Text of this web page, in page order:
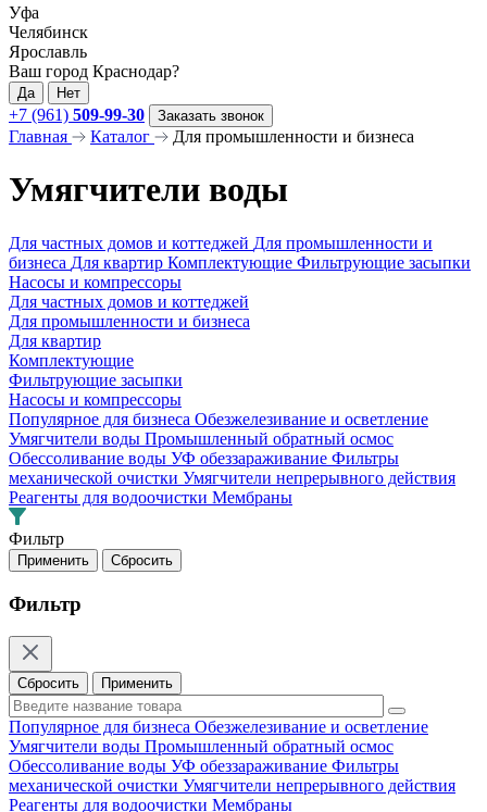
Уфа
Челябинск
Ярославль
Ваш город Краснодар?
Да Нет
+7 (961) 509-99-30 Заказать звонок
Главная Каталог Для промышленности и бизнеса
Умягчители воды
Для частных домов и коттеджей Для промышленности и
бизнеса Для квартир Комплектующие Фильтрующие засыпки
Насосы и компрессоры
Для частных домов и коттеджей
Для промышленности и бизнеса
Для квартир
Комплектующие
Фильтрующие засыпки
Насосы и компрессоры
Популярное для бизнеса Обезжелезивание и осветление
Умягчители воды Промышленный обратный осмос
Обессоливание воды УФ обеззараживание Фильтры
механической очистки Умягчители непрерывного действия
Реагенты для водоочистки Мембраны
Фильтр
Фильтр
Сбросить Применить
Популярное для бизнеса Обезжелезивание и осветление
Умягчители воды Промышленный обратный осмос
Обессоливание воды УФ обеззараживание Фильтры
механической очистки Умягчители непрерывного действия
Реагенты для водоочистки Мембраны